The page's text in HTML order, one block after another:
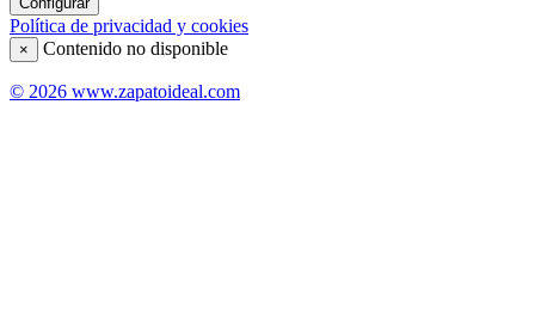
Política de privacidad y cookies
× Contenido no disponible
© 2026 www.zapatoideal.com